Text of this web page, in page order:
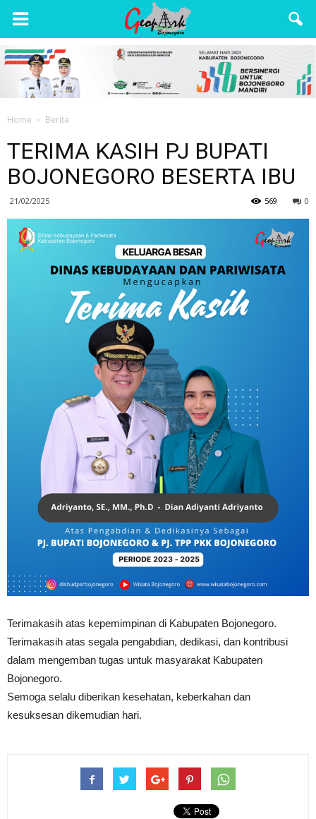
Wisata
Bojonegoro
Home Berita
TERIMA KASIH PJ BUPATI
BOJONEGORO BESERTA IBU
21/02/2025 0
569
Terimakasih atas kepemimpinan di Kabupaten Bojonegoro.
Terimakasih atas segala pengabdian, dedikasi, dan kontribusi
dalam mengemban tugas untuk masyarakat Kabupaten
Bojonegoro.
Semoga selalu diberikan kesehatan, keberkahan dan
kesuksesan dikemudian hari.